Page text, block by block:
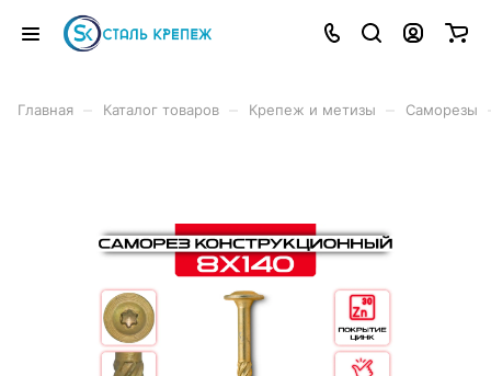
Главная Каталог товаров Крепеж и метизы Саморезы